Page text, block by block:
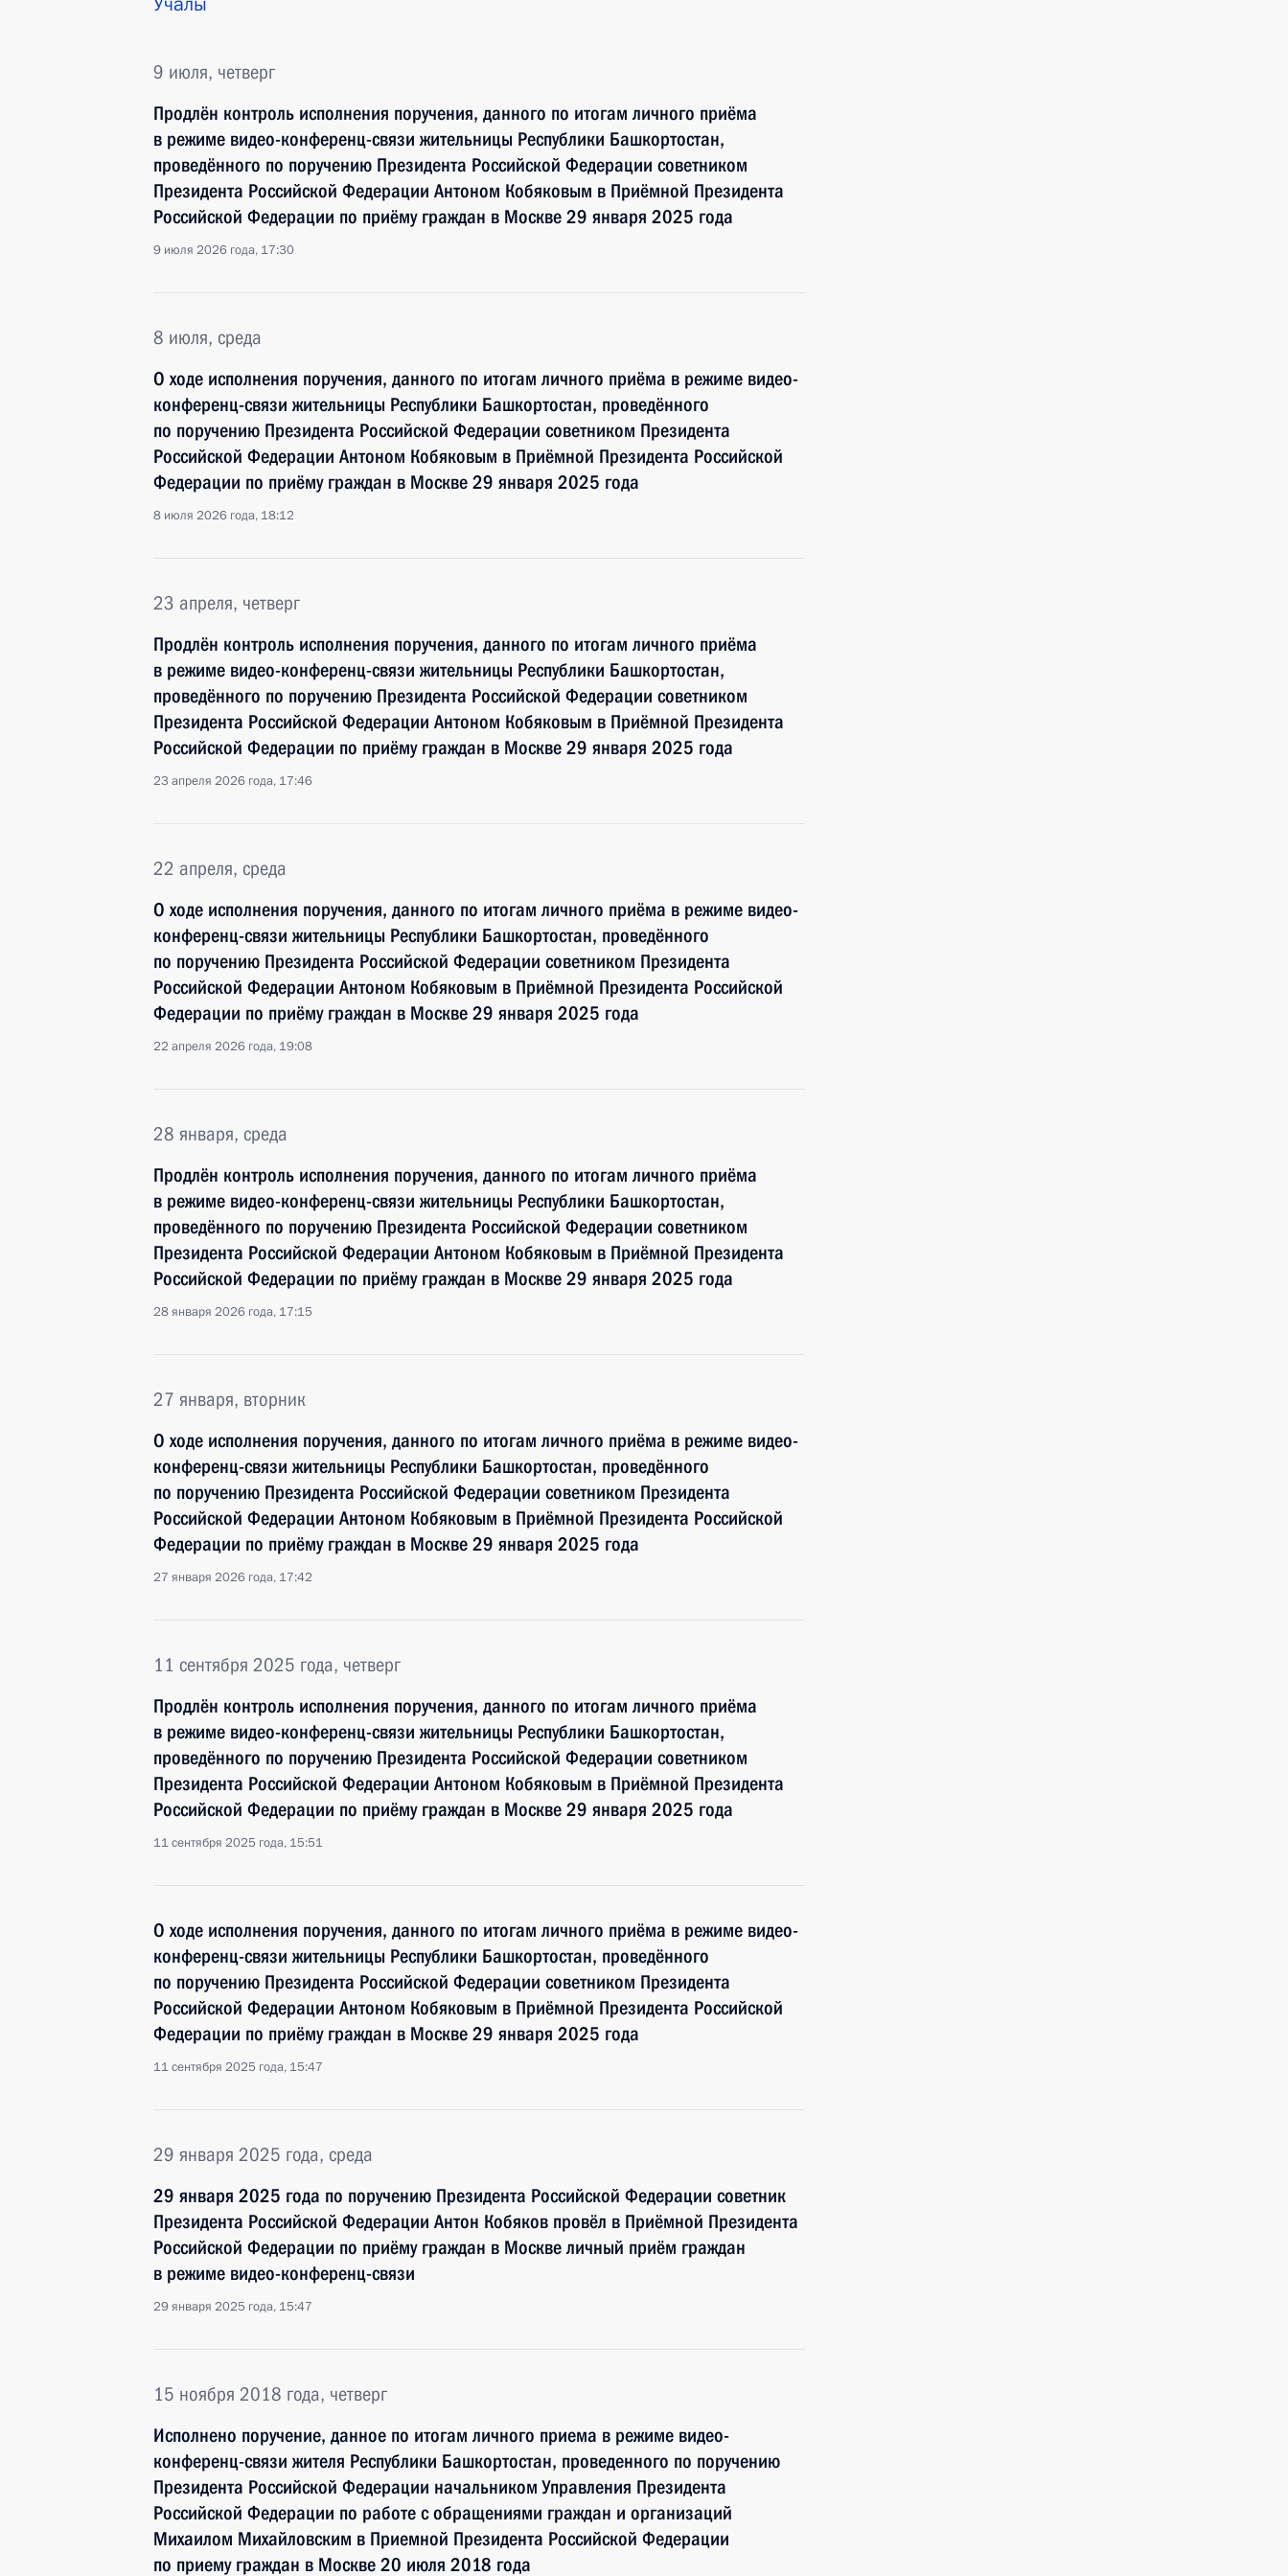
9 июля, четверг
Продлён контроль исполнения поручения, данного по итогам личного приёма
в режиме видео-конференц-связи жительницы Республики Башкортостан,
проведённого по поручению Президента Российской Федерации советником
Президента Российской Федерации Антоном Кобяковым в Приёмной Президента
Российской Федерации по приёму граждан в Москве 29 января 2025 года
9 июля 2026 года, 17:30
8 июля, среда
О ходе исполнения поручения, данного по итогам личного приёма в режиме видео-
конференц-связи жительницы Республики Башкортостан, проведённого
по поручению Президента Российской Федерации советником Президента
Российской Федерации Антоном Кобяковым в Приёмной Президента Российской
Федерации по приёму граждан в Москве 29 января 2025 года
8 июля 2026 года, 18:12
23 апреля, четверг
Продлён контроль исполнения поручения, данного по итогам личного приёма
в режиме видео-конференц-связи жительницы Республики Башкортостан,
проведённого по поручению Президента Российской Федерации советником
Президента Российской Федерации Антоном Кобяковым в Приёмной Президента
Российской Федерации по приёму граждан в Москве 29 января 2025 года
23 апреля 2026 года, 17:46
22 апреля, среда
О ходе исполнения поручения, данного по итогам личного приёма в режиме видео-
конференц-связи жительницы Республики Башкортостан, проведённого
по поручению Президента Российской Федерации советником Президента
Российской Федерации Антоном Кобяковым в Приёмной Президента Российской
Федерации по приёму граждан в Москве 29 января 2025 года
22 апреля 2026 года, 19:08
28 января, среда
Продлён контроль исполнения поручения, данного по итогам личного приёма
в режиме видео-конференц-связи жительницы Республики Башкортостан,
проведённого по поручению Президента Российской Федерации советником
Президента Российской Федерации Антоном Кобяковым в Приёмной Президента
Российской Федерации по приёму граждан в Москве 29 января 2025 года
28 января 2026 года, 17:15
27 января, вторник
О ходе исполнения поручения, данного по итогам личного приёма в режиме видео-
конференц-связи жительницы Республики Башкортостан, проведённого
по поручению Президента Российской Федерации советником Президента
Российской Федерации Антоном Кобяковым в Приёмной Президента Российской
Федерации по приёму граждан в Москве 29 января 2025 года
27 января 2026 года, 17:42
11 сентября 2025 года, четверг
Продлён контроль исполнения поручения, данного по итогам личного приёма
в режиме видео-конференц-связи жительницы Республики Башкортостан,
проведённого по поручению Президента Российской Федерации советником
Президента Российской Федерации Антоном Кобяковым в Приёмной Президента
Российской Федерации по приёму граждан в Москве 29 января 2025 года
11 сентября 2025 года, 15:51
О ходе исполнения поручения, данного по итогам личного приёма в режиме видео-
конференц-связи жительницы Республики Башкортостан, проведённого
по поручению Президента Российской Федерации советником Президента
Российской Федерации Антоном Кобяковым в Приёмной Президента Российской
Федерации по приёму граждан в Москве 29 января 2025 года
11 сентября 2025 года, 15:47
29 января 2025 года, среда
29 января 2025 года по поручению Президента Российской Федерации советник
Президента Российской Федерации Антон Кобяков провёл в Приёмной Президента
Российской Федерации по приёму граждан в Москве личный приём граждан
в режиме видео-конференц-связи
29 января 2025 года, 15:47
15 ноября 2018 года, четверг
Исполнено поручение, данное по итогам личного приема в режиме видео-
конференц-связи жителя Республики Башкортостан, проведенного по поручению
Президента Российской Федерации начальником Управления Президента
Российской Федерации по работе с обращениями граждан и организаций
Михаилом Михайловским в Приемной Президента Российской Федерации
по приему граждан в Москве 20 июля 2018 года